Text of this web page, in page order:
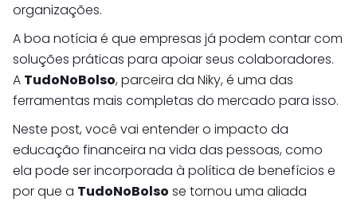
organizações.
A boa notícia é que empresas já podem contar com
soluções práticas para apoiar seus colaboradores.
A TudoNoBolso, parceira da Niky, é uma das
ferramentas mais completas do mercado para isso.
Neste post, você vai entender o impacto da
educação financeira na vida das pessoas, como
ela pode ser incorporada à política de benefícios e
por que a TudoNoBolso se tornou uma aliada